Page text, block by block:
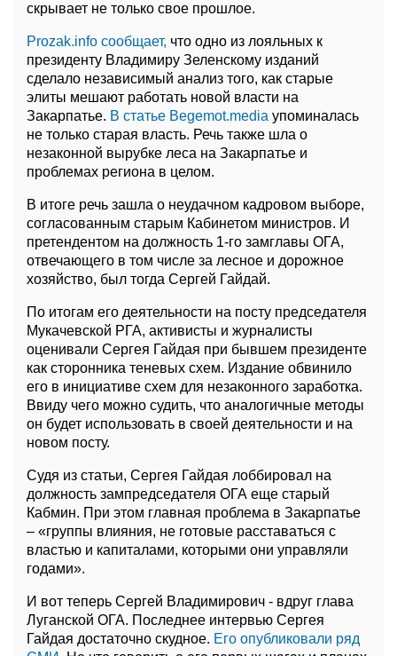
скрывает не только свое прошлое.
Рrozak.info сообщает, что одно из лояльных к
президенту Владимиру Зеленскому изданий
сделало независимый анализ того, как старые
элиты мешают работать новой власти на
Закарпатье. В статье Begemot.mediа упоминалась
не только старая власть. Речь также шла о
незаконной вырубке леса на Закарпатье и
проблемах региона в целом.
В итоге речь зашла о неудачном кадровом выборе,
согласованным старым Кабинетом министров. И
претендентом на должность 1-го замглавы ОГА,
отвечающего в том числе за лесное и дорожное
хозяйство, был тогда Сергей Гайдай.
По итогам его деятельности на посту председателя
Мукачевской РГА, активисты и журналисты
оценивали Сергея Гайдая при бывшем президенте
как сторонника теневых схем. Издание обвинило
его в инициативе схем для незаконного заработка.
Ввиду чего можно судить, что аналогичные методы
он будет использовать в своей деятельности и на
новом посту.
Судя из статьи, Сергея Гайдая лоббировал на
должность зампредседателя ОГА еще старый
Кабмин. При этом главная проблема в Закарпатье
– «группы влияния, не готовые расставаться с
властью и капиталами, которыми они управляли
годами».
И вот теперь Сергей Владимирович - вдруг глава
Луганской ОГА. Последнее интервью Сергея
Гайдая достаточно скудное. Его опубликовали ряд